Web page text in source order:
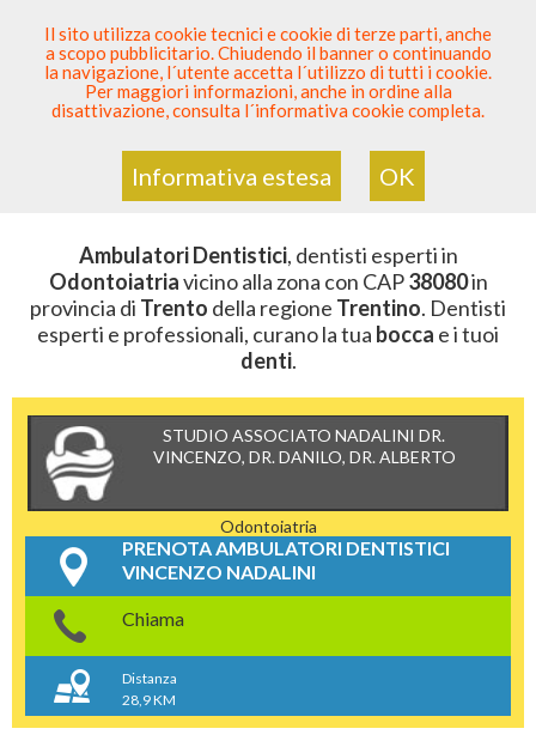
SEI DENTISTA? PARTECIPA
Sei QuiElenco Dentista Sicuro > Odontoiatria>
Ambulatori Dentistici>Trentino>Trento>CAP 38080
ZONA CON CAP 38080
Ambulatori Dentistici, dentisti esperti in
Odontoiatriavicino alla zona con CAP38080in
provincia di Trento della regione Trentino. Dentisti
esperti e professionali, curano la tua bocca e i tuoi
denti.
STUDIO ASSOCIATO NADALINI DR.
VINCENZO, DR. DANILO, DR. ALBERTO
Odontoiatria
PRENOTA AMBULATORI DENTISTICI
VINCENZO NADALINI
Chiama
Distanza
28,9 KM
Il sito utilizza cookie tecnici e cookie di terze parti, anche
a scopo pubblicitario. Chiudendo il banner o continuando
la navigazione, l´utente accetta l´utilizzo di tutti i cookie.
Per maggiori informazioni, anche in ordine alla
disattivazione, consulta l´informativa cookie completa.
Informativa estesa OK